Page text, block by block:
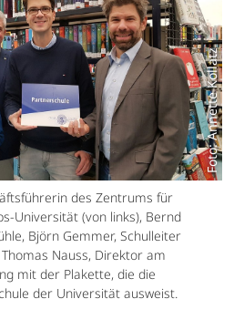
Foto: Annette Kollatz
des Zentrums für
Universität (von links), Bernd
Björn Gemmer, Schulleiter
Nauss, Direktor am
mit der Plakette, die die
der Universität ausweist.